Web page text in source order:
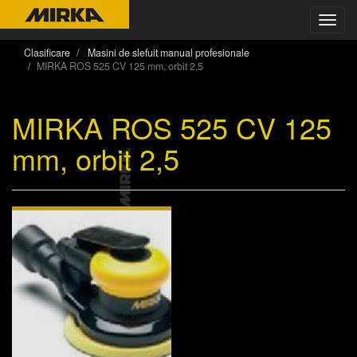
Clasificare
Masini de slefuit manual profesionale
MIRKA ROS 525 CV 125 mm, orbit 2,5
MIRKA ROS 525 CV 125
mm, orbit 2,5